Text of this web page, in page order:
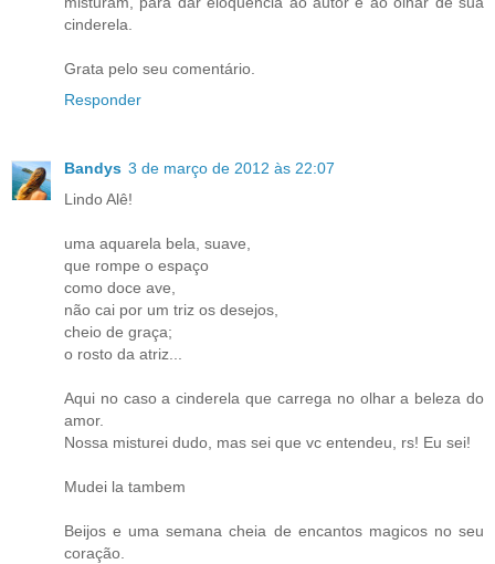
cinderela.
Grata pelo seu comentário.
Responder
Bandys 3 de março de 2012 às 22:07
Lindo Alê!
uma aquarela bela, suave,
que rompe o espaço
como doce ave,
não cai por um triz os desejos,
cheio de graça;
o rosto da atriz...
Aqui no caso a cinderela que carrega no olhar a beleza do
amor.
Nossa misturei dudo, mas sei que vc entendeu, rs! Eu sei!
Mudei la tambem
Beijos e uma semana cheia de encantos magicos no seu
coração.